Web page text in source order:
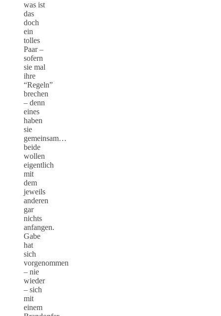
was ist
das
doch
ein
tolles
Paar –
sofern
sie mal
ihre
“Regeln”
brechen
– denn
eines
haben
sie
gemeinsam…
beide
wollen
eigentlich
mit
dem
jeweils
anderen
gar
nichts
anfangen.
Gabe
hat
sich
vorgenommen
– nie
wieder
– sich
mit
einem